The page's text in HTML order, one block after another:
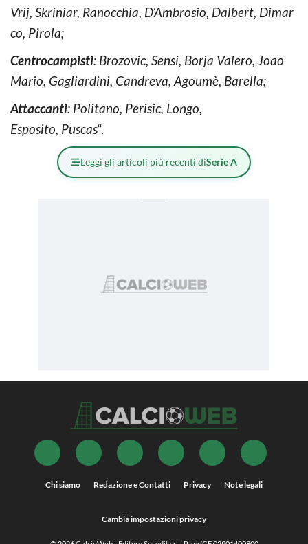
Vrij, Skriniar, Ranocchia, D’Ambrosio, Dalbert, Dimar
co, Pirola;
Centrocampisti: Brozovic, Sensi, Borja Valero, Joao
Mario, Gagliardini, Candreva, Agoumè, Barella;
Attaccanti: Politano, Perisic, Longo,
Esposito, Puscas“.
Leggi gli articoli più recenti diSerie A
Chi siamo Redazione e Contatti Privacy Note legali
Cambia impostazioni privacy